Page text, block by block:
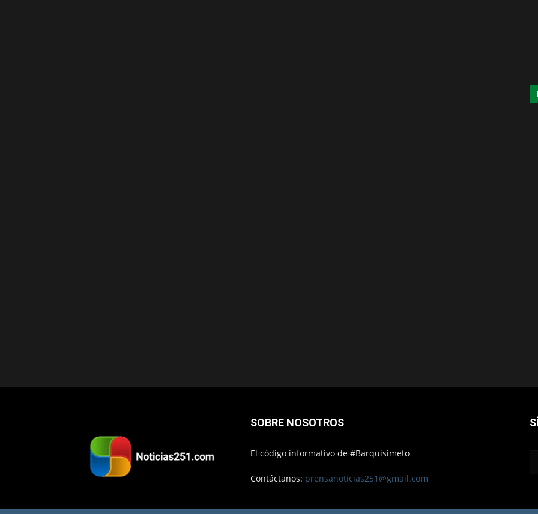
SOBRE NOSOTROS
El código informativo de #Barquisimeto
Contáctanos: prensanoticias251@gmail.com